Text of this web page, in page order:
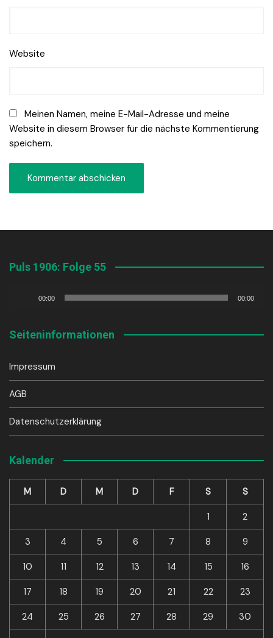
Website
Meinen Namen, meine E-Mail-Adresse und meine
Website in diesem Browser für die nächste Kommentierung
speichern.
Puls 1906: Folge 55
00:00 00:00
Seiteninformationen
Impressum
AGB
Datenschutzerklärung
Kalender
M D M D F S S
1 2
3 4 5 6 7 8 9
10 11 12 13 14 15 16
17 18 19 20 21 22 23
24 25 26 27 28 29 30